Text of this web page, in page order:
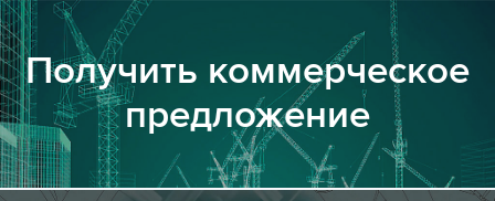
Получить коммерческое
предложение